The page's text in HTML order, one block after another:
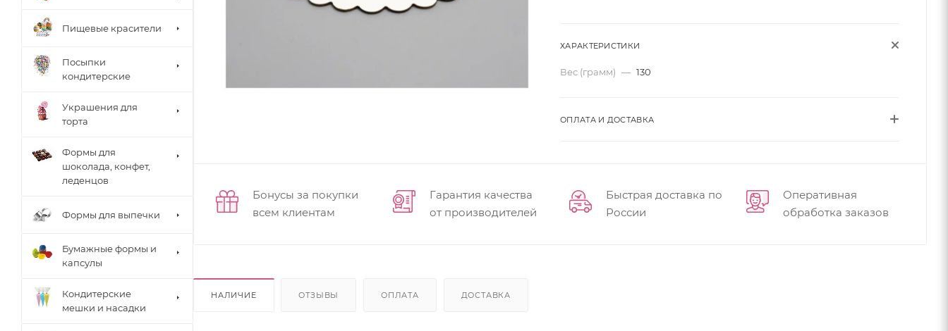
ХАРАКТЕРИСТИКИ
Вес (грамм) — 130
ОПЛАТА И ДОСТАВКА
Бонусы за покупки
всем клиентам
Гарантия качества
от производителей
Быстрая доставка по
России
Оперативная
обработка заказов
НАЛИЧИЕ ОТЗЫВЫ ОПЛАТА ДОСТАВКА
Пищевые красители
Посыпки
кондитерские
Украшения для
торта
Формы для
шоколада, конфет,
леденцов
Формы для выпечки
Бумажные формы и
капсулы
Кондитерские
мешки и насадки